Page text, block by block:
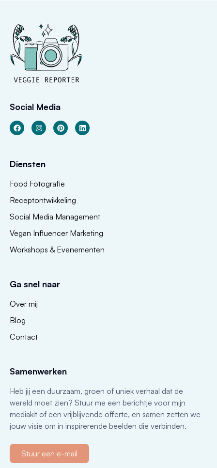
Social Media
Diensten
Food Fotografie
Receptontwikkeling
Social Media Management
Vegan Influencer Marketing
Workshops & Evenementen
Ga snel naar
Over mij
Blog
Contact
Samenwerken
Heb jij een duurzaam, groen of uniek verhaal dat de
wereld moet zien? Stuur me een berichtje voor mijn
mediakit of een vrijblijvende offerte, en samen zetten we
jouw visie om in inspirerende beelden die verbinden.
Stuur een e-mail